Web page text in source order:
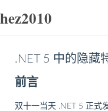
hez2010
.NET 5 中的隐藏
前言
双十一当天 .NET 5 正式